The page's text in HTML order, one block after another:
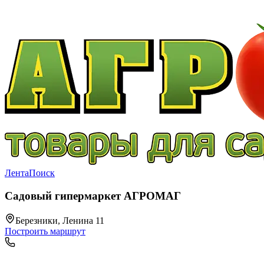
ЛентаПоиск
Садовый гипермаркет АГРОМАГ
Березники, Ленина 11
Построить маршрут